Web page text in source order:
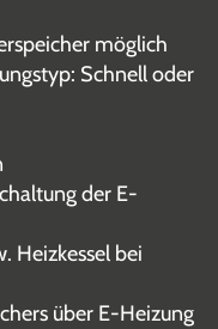
möglich
Schnell oder
der E-
Heizkessel bei
über E-Heizung